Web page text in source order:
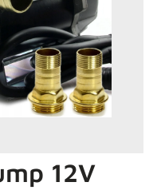
12V